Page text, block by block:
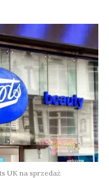
UK na sprzedaż